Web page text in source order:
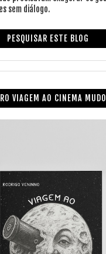
sem diálogo.
PESQUISAR ESTE BLOG
VIAGEM AO CINEMA MUDO